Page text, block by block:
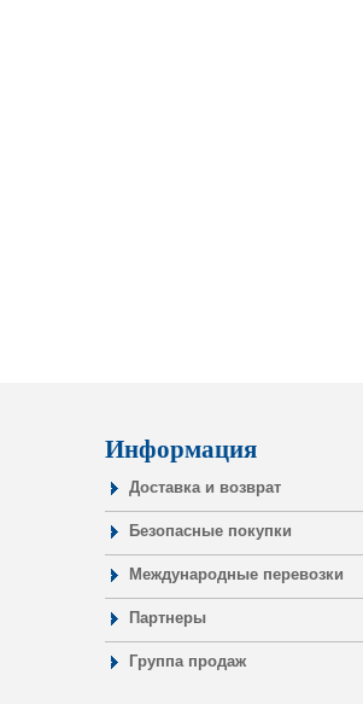
Информация
Доставка и возврат
Безопасные покупки
Международные перевозки
Партнеры
Группа продаж